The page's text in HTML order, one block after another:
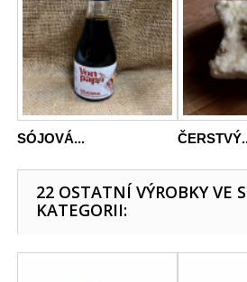
SÓJOVÁ...
22 OSTATNÍ VÝROBKY VE
KATEGORII: